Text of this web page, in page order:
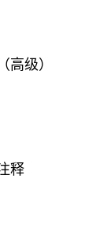
级）
释